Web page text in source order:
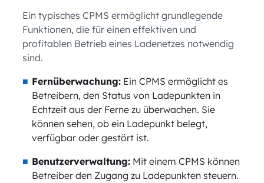
Ein typisches CPMS ermöglicht grundlegende
Funktionen, die für einen effektiven und
profitablen Betrieb eines Ladenetzes notwendig
sind.
Fernüberwachung: Ein CPMS ermöglicht es
Betreibern, den Status von Ladepunkten in
Echtzeit aus der Ferne zu überwachen. Sie
können sehen, ob ein Ladepunkt belegt,
verfügbar oder gestört ist.
Benutzerverwaltung: Mit einem CPMS können
Betreiber den Zugang zu Ladepunkten steuern.